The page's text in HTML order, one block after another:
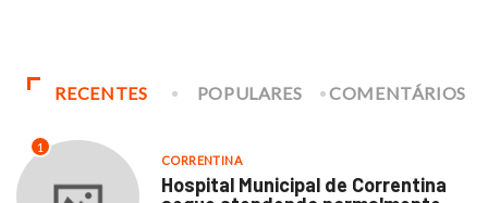
RECENTES POPULARES COMENTÁRIOS
1
CORRENTINA
Hospital Municipal de Correntina